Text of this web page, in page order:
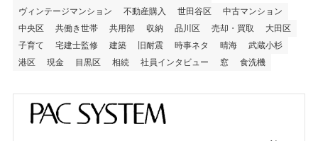
ヴィンテージマンション
不動産購入 世田谷区
中古マンション
中央区
共働き世帯 共用部 収納 品川区 売却・買取
大田区
子育て
宅建士監修 建築 旧耐震 時事ネタ 晴海
武蔵小杉
港区
現金 目黒区 相続 社員インタビュー 窓 食洗機